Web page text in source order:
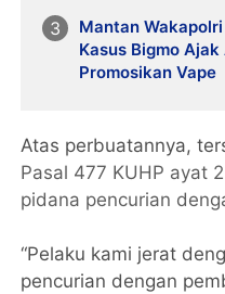
Mantan
Kasus Bigmo
Promosikan Vape
Atas perbuatannya,
Pasal 477 KUHP ayat 2
pidana pencurian
“Pelaku kami jerat
pencurian dengan